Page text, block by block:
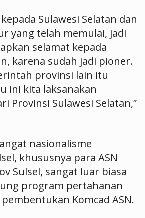
Sulawesi Selatan dan
yang telah memulai, jadi
selamat kepada
karena sudah jadi pioner.
provinsi lain itu
ini kita laksanakan
Provinsi Sulawesi Selatan,”
nasionalisme
khususnya para ASN
Sulsel, sangat luar biasa
program pertahanan
Komcad ASN.